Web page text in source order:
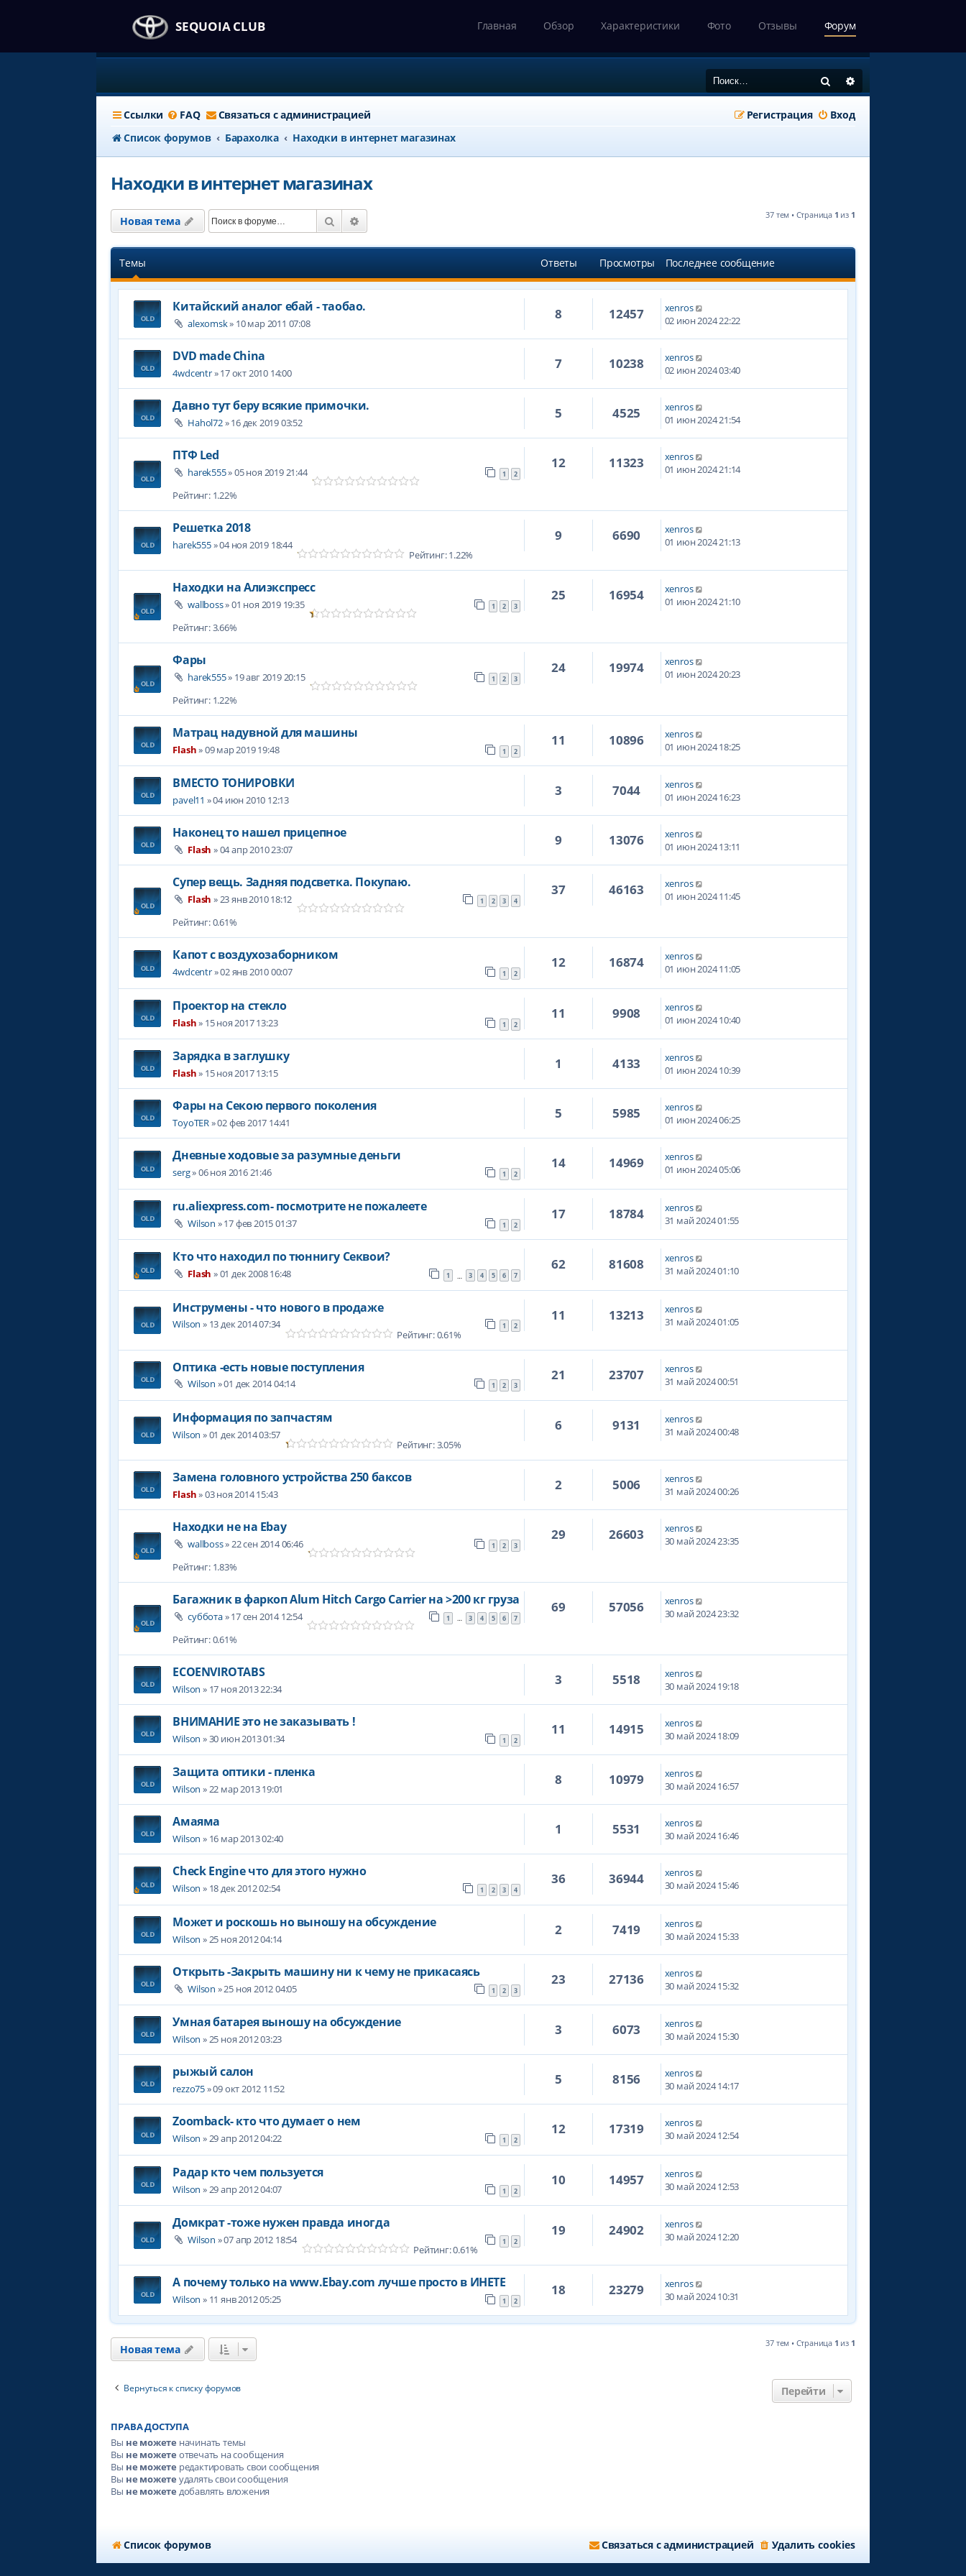
SEQUOIA CLUB Главная Обзор Характеристики Фото Отзывы Форум
Поиск
Ссылки FAQ Связаться с администрацией Вход
Регистрация
Список форумов
Барахолка Находки в интернет магазинах
Находки в интернет магазинах
Новая тема Поиск 37 тем • Страница 1 из 1
Темы Ответы Просмотры Последнее сообщение
Китайский аналог ебай - таобао.
alexomsk» 10 мар 2011 07:08
8 12457
xenros
02 июн 2024 22:22
DVD made China
4wdcentr» 17 окт 2010 14:00
7 10238
xenros
02 июн 2024 03:40
Давно тут беру всякие примочки.
Hahol72» 16 дек 2019 03:52
5 4525
xenros
01 июн 2024 21:54
ПТФ Led
harek555» 05 ноя 2019 21:44 1 2
Рейтинг: 1.22%
12 11323
xenros
01 июн 2024 21:14
Решетка 2018
harek555» 04 ноя 2019 18:44
Рейтинг: 1.22%
9 6690
xenros
01 июн 2024 21:13
Находки на Алиэкспресс
wallboss» 01 ноя 2019 19:35 1 2 3
Рейтинг: 3.66%
25 16954
xenros
01 июн 2024 21:10
Фары
harek555» 19 авг 2019 20:15 1 2 3
Рейтинг: 1.22%
24 19974
xenros
01 июн 2024 20:23
Матрац надувной для машины
Flash» 09 мар 2019 19:48 1 2
11 10896
xenros
01 июн 2024 18:25
ВМЕСТО ТОНИРОВКИ
pavel11 » 04 июн 2010 12:13
3 7044
xenros
01 июн 2024 16:23
Наконец то нашел прицепное
Flash » 04 апр 2010 23:07
9 13076
xenros
01 июн 2024 13:11
Супер вещь. Задняя подсветка. Покупаю.
Flash » 23 янв 2010 18:12 1 2 3 4
Рейтинг: 0.61%
37 46163
xenros
01 июн 2024 11:45
Капот с воздухозаборником
4wdcentr» 02 янв 2010 00:07 1 2
12 16874
xenros
01 июн 2024 11:05
Проектор на стекло
Flash» 15 ноя 2017 13:23 1 2
11 9908
xenros
01 июн 2024 10:40
Зарядка в заглушку
Flash» 15 ноя 2017 13:15
1 4133
xenros
01 июн 2024 10:39
Фары на Секою первого поколения
ToyoTER» 02 фев 2017 14:41
5 5985
xenros
01 июн 2024 06:25
Дневные ходовые за разумные деньги
serg» 06 ноя 2016 21:46 1 2
14 14969
xenros
01 июн 2024 05:06
ru.aliexpress.com- посмотрите не пожалеете
Wilson » 17 фев 2015 01:37 1 2
17 18784
xenros
31 май 2024 01:55
Кто что находил по тюннигу Секвои?
Flash » 01 дек 2008 16:48 1 3 4 5 6 7
62 81608
xenros
31 май 2024 01:10
Инструмены - что нового в продаже
Wilson » 13 дек 2014 07:34 1 2
Рейтинг: 0.61%
11 13213
xenros
31 май 2024 01:05
Оптика -есть новые поступления
Wilson » 01 дек 2014 04:14 1 2 3
21 23707
xenros
31 май 2024 00:51
Информация по запчастям
Wilson » 01 дек 2014 03:57
Рейтинг: 3.05%
6 9131
xenros
31 май 2024 00:48
Замена головного устройства 250 баксов
Flash» 03 ноя 2014 15:43
2 5006
xenros
31 май 2024 00:26
Находки не на Ebay
wallboss» 22 сен 2014 06:46 1 2 3
Рейтинг: 1.83%
29 26603
xenros
30 май 2024 23:35
Багажник в фаркоп Alum Hitch Cargo Carrier на >200 кг груза
суббота» 17 сен 2014 12:54 1 … 3 4 5 6 7
Рейтинг: 0.61%
69 57056
xenros
30 май 2024 23:32
ECOENVIROTABS
Wilson » 17 ноя 2013 22:34
3 5518
xenros
30 май 2024 19:18
ВНИМАНИЕ это не заказывать !
Wilson » 30 июн 2013 01:34 1 2
11 14915
xenros
30 май 2024 18:09
Защита оптики - пленка
Wilson » 22 мар 2013 19:01
8 10979
xenros
30 май 2024 16:57
Амаяма
Wilson » 16 мар 2013 02:40
1 5531
xenros
30 май 2024 16:46
Check Engine что для этого нужно
Wilson » 18 дек 2012 02:54 1 2 3 4
36 36944
xenros
30 май 2024 15:46
Может и роскошь но выношу на обсуждение
Wilson » 25 ноя 2012 04:14
2 7419
xenros
30 май 2024 15:33
Открыть -Закрыть машину ни к чему не прикасаясь
Wilson » 25 ноя 2012 04:05 1 2 3
23 27136
xenros
30 май 2024 15:32
Умная батарея выношу на обсуждение
Wilson » 25 ноя 2012 03:23
3 6073
xenros
30 май 2024 15:30
рыжый салон
rezzo75» 09 окт 2012 11:52
5 8156
xenros
30 май 2024 14:17
Zoomback- кто что думает о нем
Wilson » 29 апр 2012 04:22 1 2
12 17319
xenros
30 май 2024 12:54
Радар кто чем пользуется
Wilson » 29 апр 2012 04:07 1 2
10 14957
xenros
30 май 2024 12:53
Домкрат -тоже нужен правда иногда
Wilson » 07 апр 2012 18:54 1 2
Рейтинг: 0.61%
19 24902
xenros
30 май 2024 12:20
А почему только на www.Ebay.com лучше просто в ИНЕТЕ
Wilson » 11 янв 2012 05:25 1 2
18 23279
xenros
30 май 2024 10:31
Новая тема 37 тем • Страница 1 из 1
Вернуться к списку форумов Перейти
ПРАВА ДОСТУПА
Вы не можете начинать темы
Вы не можете отвечать на сообщения
Вы не можете редактировать свои сообщения
Вы не можете удалять свои сообщения
Вы не можете добавлять вложения
Список форумов Удалить cookies
Связаться с администрацией